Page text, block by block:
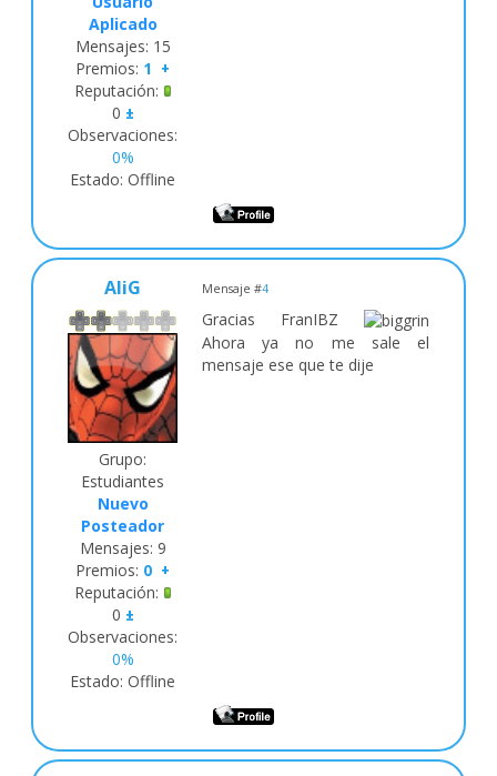
Aplicado
Mensajes: 15
Premios: 1 +
Reputación:
0 ±
Observaciones:
0%
Estado: Offline
AliG Mensaje #4
Grupo:
Estudiantes
Nuevo
Posteador
Mensajes: 9
Premios: 0 +
Reputación:
0 ±
Observaciones:
0%
Estado: Offline
Gracias FranIBZ
Ahora ya no me sale el
mensaje ese que te dije